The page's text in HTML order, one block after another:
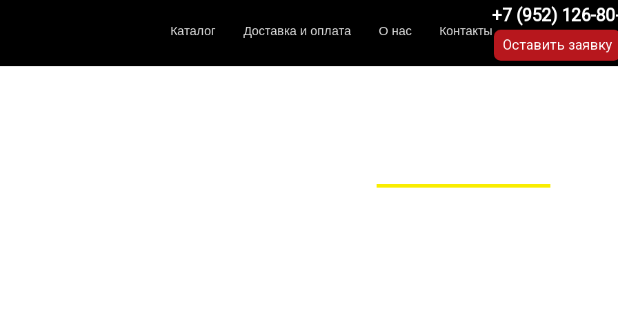
Каталог Доставка и оплата О нас Контакты
+7 (952) 126-
Оставить заявку